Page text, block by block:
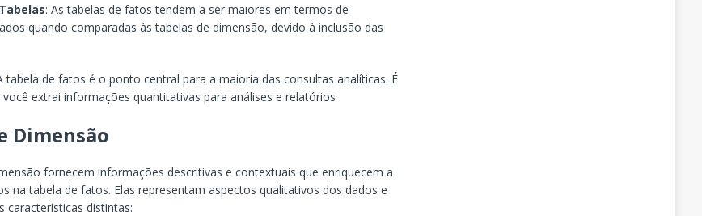
: As tabelas de fatos tendem a ser maiores em termos de
quando comparadas às tabelas de dimensão, devido à inclusão das
tabela de fatos é o ponto central para a maioria das consultas analíticas. É
extrai informações quantitativas para análises e relatórios
Dimensão
fornecem informações descritivas e contextuais que enriquecem a
na tabela de fatos. Elas representam aspectos qualitativos dos dados e
características distintas: